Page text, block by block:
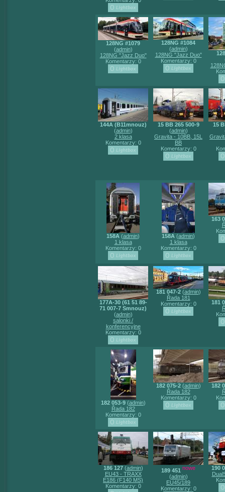
128NG #1079
(admin)
128NG "Jazz Duo"
Komentarzy: 0
128NG #1084
(admin)
128NG "Jazz Duo"
Komentarzy: 0
144A (B11mnouz)
(admin)
2 klasa
Komentarzy: 0
15 BB 265 500-9
(admin)
Gravita - 10BB, 15L
BB
Komentarzy: 0
15
158A (admin)
1 klasa
Komentarzy: 0
158A (admin)
1 klasa
Komentarzy: 0
163
177A-30 (61 51 89-
71 007-7 Smnouz)
(admin)
salonki /
konferencyjne
Komentarzy: 0
181 047-2(admin)
Řada 181
Komentarzy: 0
181
182 053-9(admin)
Řada 182
Komentarzy: 0
182 075-2(admin)
Řada 182
Komentarzy: 0
182
186 127(admin)
EU43 - TRAXX
E186 (F140 MS)
Komentarzy: 0
189 451 nowe
(admin)
EU45/189
Komentarzy: 0
190